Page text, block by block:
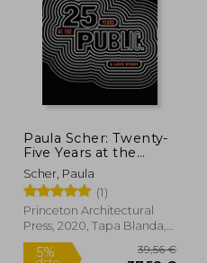
Paula Scher: Twenty-
Five Years at the
Public: A Love Story
(en Inglés)
Scher, Paula
(1)
Princeton Architectural
Press, 2020, Tapa Blanda,
Nuevo